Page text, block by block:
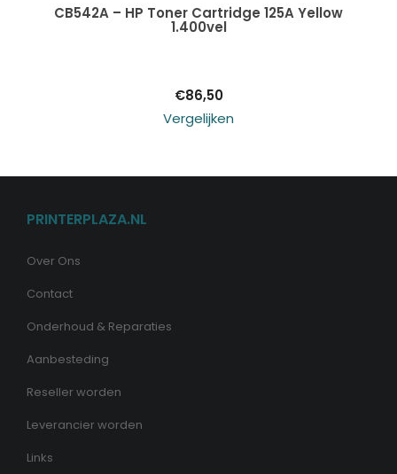
Toevoegen aan
CB542A – HP Toner Cartridge 125A Yellow
1.400vel
€86,50
Vergelijken
PRINTERPLAZA.NL
Over Ons
Contact
Onderhoud & Reparaties
Aanbesteding
Reseller worden
Leverancier worden
Links